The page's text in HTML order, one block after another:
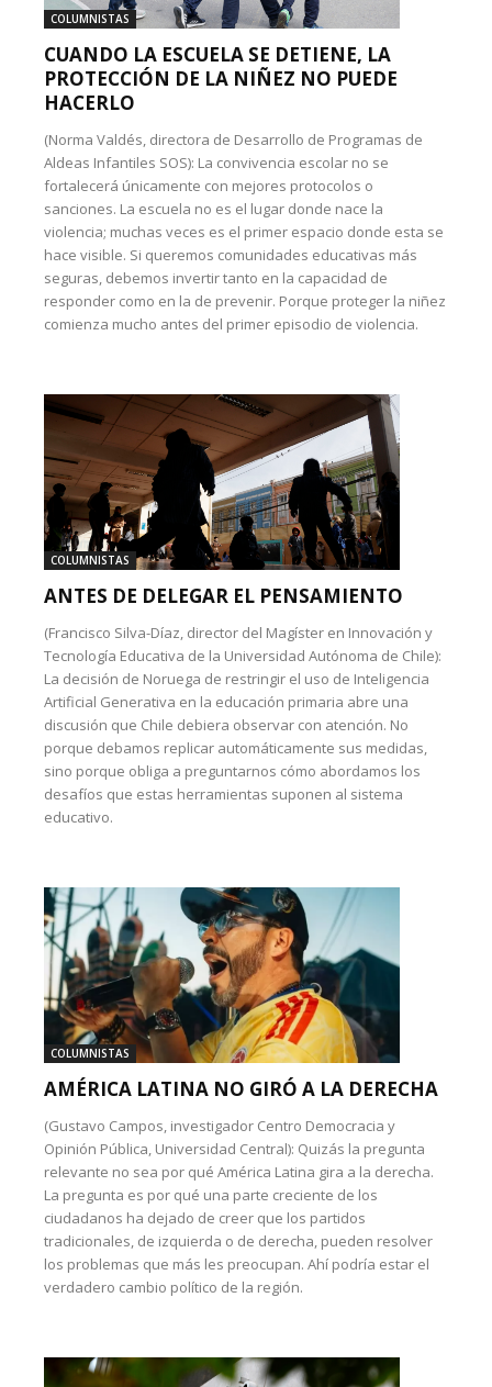
COLUMNISTAS
CUANDO LA ESCUELA SE DETIENE, LA
PROTECCIÓN DE LA NIÑEZ NO PUEDE
HACERLO
(Norma Valdés, directora de Desarrollo de Programas de
Aldeas Infantiles SOS): La convivencia escolar no se
fortalecerá únicamente con mejores protocolos o
sanciones. La escuela no es el lugar donde nace la
violencia; muchas veces es el primer espacio donde esta se
hace visible. Si queremos comunidades educativas más
seguras, debemos invertir tanto en la capacidad de
responder como en la de prevenir. Porque proteger la niñez
comienza mucho antes del primer episodio de violencia.
COLUMNISTAS
ANTES DE DELEGAR EL PENSAMIENTO
(Francisco Silva-Díaz, director del Magíster en Innovación y
Tecnología Educativa de la Universidad Autónoma de Chile):
La decisión de Noruega de restringir el uso de Inteligencia
Artificial Generativa en la educación primaria abre una
discusión que Chile debiera observar con atención. No
porque debamos replicar automáticamente sus medidas,
sino porque obliga a preguntarnos cómo abordamos los
desafíos que estas herramientas suponen al sistema
educativo.
COLUMNISTAS
AMÉRICA LATINA NO GIRÓ A LA DERECHA
(Gustavo Campos, investigador Centro Democracia y
Opinión Pública, Universidad Central): Quizás la pregunta
relevante no sea por qué América Latina gira a la derecha.
La pregunta es por qué una parte creciente de los
ciudadanos ha dejado de creer que los partidos
tradicionales, de izquierda o de derecha, pueden resolver
los problemas que más les preocupan. Ahí podría estar el
verdadero cambio político de la región.